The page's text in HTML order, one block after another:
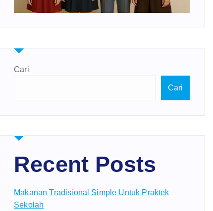
Cari
Cari
Recent Posts
Makanan Tradisional Simple Untuk Praktek
Sekolah